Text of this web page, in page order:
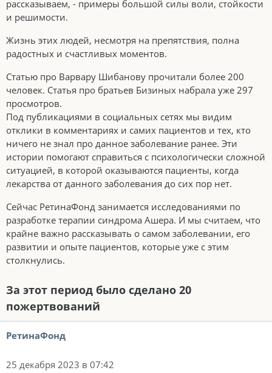
рассказываем, - примеры большой силы воли, стойкости
и решимости.
Жизнь этих людей, несмотря на препятствия, полна
радостных и счастливых моментов.
Статью про Варвару Шибанову прочитали более 200
человек. Статья про братьев Бизиных набрала уже 297
просмотров.
Под публикациями в социальных сетях мы видим
отклики в комментариях и самих пациентов и тех, кто
ничего не знал про данное заболевание ранее. Эти
истории помогают справиться с психологически сложной
ситуацией, в которой оказываются пациенты, когда
лекарства от данного заболевания до сих пор нет.
Сейчас РетинаФонд занимается исследованиями по
разработке терапии синдрома Ашера. И мы считаем, что
крайне важно рассказывать о самом заболевании, его
развитии и опыте пациентов, которые уже с этим
столкнулись.
За этот период было сделано 20
пожертвований
РетинаФонд
25 декабря 2023 в 07:42